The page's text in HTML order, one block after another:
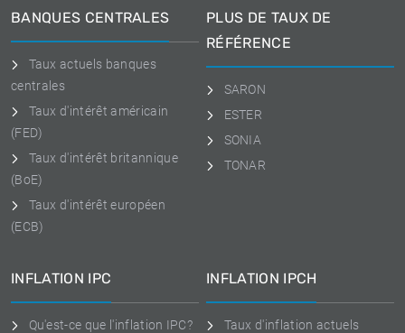
BANQUES CENTRALES
Taux actuels banques
centrales
Taux d'intérêt américain
(FED)
Taux d'intérêt britannique
(BoE)
Taux d'intérêt européen
(ECB)
PLUS DE TAUX DE
RÉFÉRENCE
SARON
ESTER
SONIA
TONAR
INFLATION IPC
Qu'est-ce que l'inflation IPC?
INFLATION IPCH
Taux d'inflation actuels